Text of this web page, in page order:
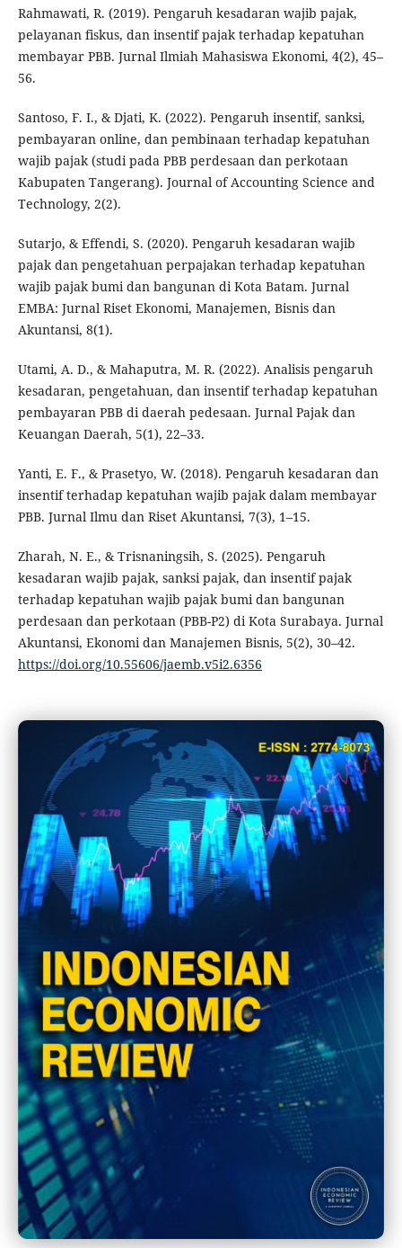
Rahmawati, R. (2019). Pengaruh kesadaran wajib pajak,
pelayanan fiskus, dan insentif pajak terhadap kepatuhan
membayar PBB. Jurnal Ilmiah Mahasiswa Ekonomi, 4(2), 45–
56.
Santoso, F. I., & Djati, K. (2022). Pengaruh insentif, sanksi,
pembayaran online, dan pembinaan terhadap kepatuhan
wajib pajak (studi pada PBB perdesaan dan perkotaan
Kabupaten Tangerang). Journal of Accounting Science and
Technology, 2(2).
Sutarjo, & Effendi, S. (2020). Pengaruh kesadaran wajib
pajak dan pengetahuan perpajakan terhadap kepatuhan
wajib pajak bumi dan bangunan di Kota Batam. Jurnal
EMBA: Jurnal Riset Ekonomi, Manajemen, Bisnis dan
Akuntansi, 8(1).
Utami, A. D., & Mahaputra, M. R. (2022). Analisis pengaruh
kesadaran, pengetahuan, dan insentif terhadap kepatuhan
pembayaran PBB di daerah pedesaan. Jurnal Pajak dan
Keuangan Daerah, 5(1), 22–33.
Yanti, E. F., & Prasetyo, W. (2018). Pengaruh kesadaran dan
insentif terhadap kepatuhan wajib pajak dalam membayar
PBB. Jurnal Ilmu dan Riset Akuntansi, 7(3), 1–15.
Zharah, N. E., & Trisnaningsih, S. (2025). Pengaruh
kesadaran wajib pajak, sanksi pajak, dan insentif pajak
terhadap kepatuhan wajib pajak bumi dan bangunan
perdesaan dan perkotaan (PBB-P2) di Kota Surabaya. Jurnal
Akuntansi, Ekonomi dan Manajemen Bisnis, 5(2), 30–42.
https://doi.org/10.55606/jaemb.v5i2.6356